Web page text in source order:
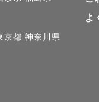
ューボーンフォ
いく喜びも。
京都 神奈川県
よ